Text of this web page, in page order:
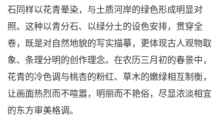
石同样以花青晕染，与土质河岸的绿色形成明显对
照。这种以青分石、以绿分土的设色安排，贯穿全
卷，既是对自然地貌的写实描摹，更体现古人观物取
象、条理分明的创作理念。在农历三月初的春景中，
花青的冷色调与桃杏的粉红、草木的嫩绿相互制衡，
让画面热烈而不喧嚣，明丽而不艳俗，尽显浓淡相宜
的东方审美格调。